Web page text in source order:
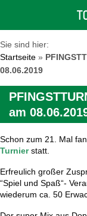
Sie sind hier:
Startseite »
08.06.2019
am
Schon zum 21 . Mal
Turnierstatt.
Erfreulich großer
“Spiel und Spaß“-
wiederum ca. 50